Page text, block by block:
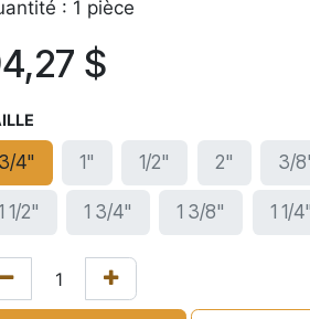
: 1 pièce
$
3/4" 1" 1/2" 2" 3/
1/2" 1 3/4" 1 3/8" 1 1/4"